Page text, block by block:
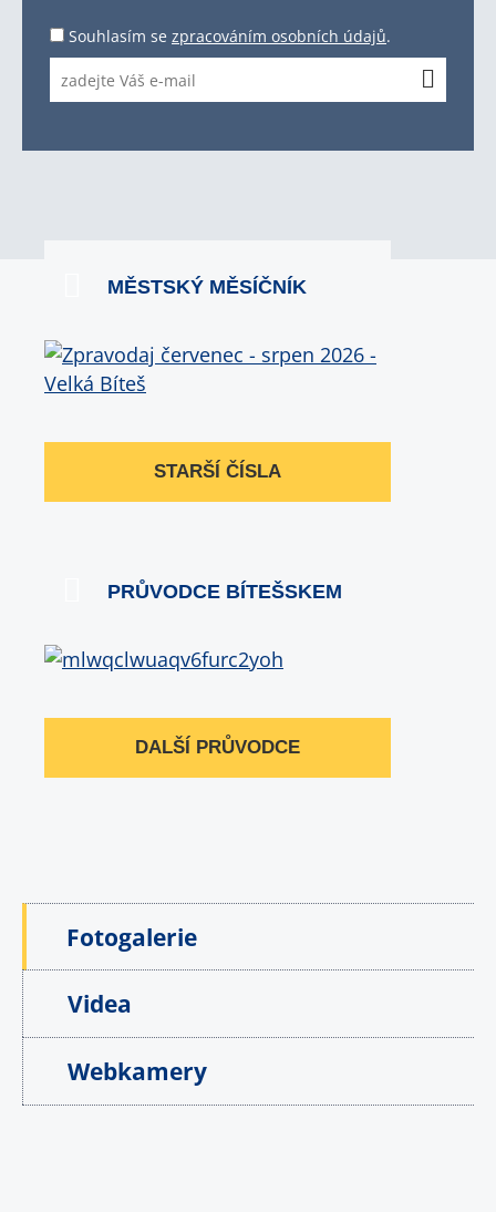
Souhlasím se zpracováním osobních údajů.
MĚSTSKÝ MĚSÍČNÍK
STARŠÍ ČÍSLA
PRŮVODCE BÍTEŠSKEM
DALŠÍ PRŮVODCE
Fotogalerie
Videa
Webkamery